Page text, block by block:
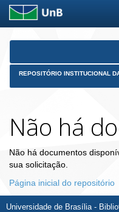
Skip
REPOSITÓRIO INSTITUCIONAL
Não há
Não há documentos
sua solicitação.
Página inicial do repositório
Universidade de Brasília -